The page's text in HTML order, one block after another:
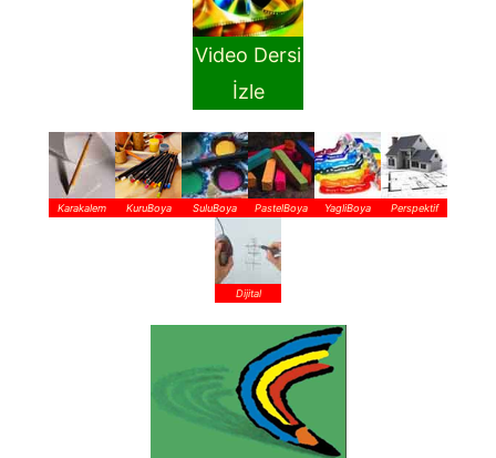
Video Dersi
İzle
Karakalem KuruBoya SuluBoya PastelBoya YagliBoya Perspektif
Dijital